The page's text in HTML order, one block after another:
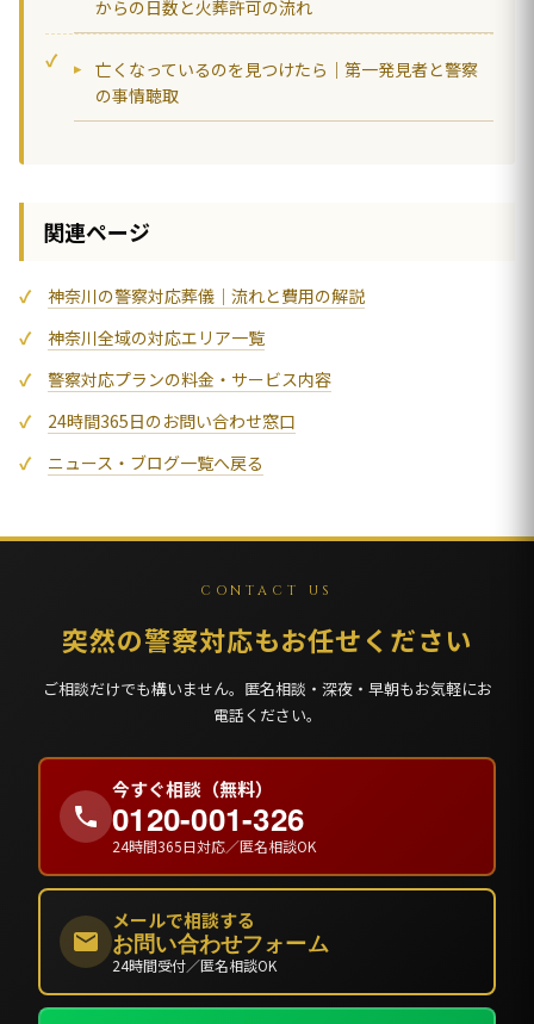
からの日数と火葬許可の流れ
亡くなっているのを見つけたら｜第一発見者と警察
の事情聴取
関連ページ
神奈川の警察対応葬儀｜流れと費用の解説
神奈川全域の対応エリア一覧
警察対応プランの料金・サービス内容
24時間365日のお問い合わせ窓口
ニュース・ブログ一覧へ戻る
CONTACT US
突然の警察対応もお任せください
ご相談だけでも構いません。匿名相談・深夜・早朝もお気軽にお
電話ください。
今すぐ相談（無料）
0120-001-326
24時間365日対応／匿名相談OK
メールで相談する
お問い合わせフォーム
24時間受付／匿名相談OK